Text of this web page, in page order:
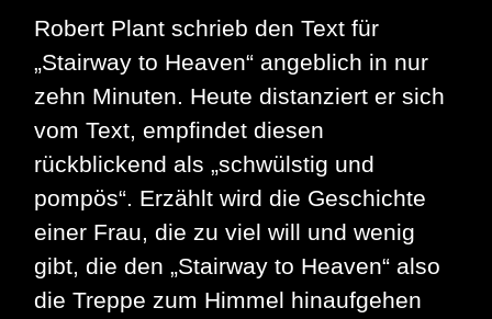
Robert Plant schrieb den Text für
„Stairway to Heaven“ angeblich in nur
zehn Minuten. Heute distanziert er sich
vom Text, empfindet diesen
rückblickend als „schwülstig und
pompös“. Erzählt wird die Geschichte
einer Frau, die zu viel will und wenig
gibt, die den „Stairway to Heaven“ also
die Treppe zum Himmel hinaufgehen